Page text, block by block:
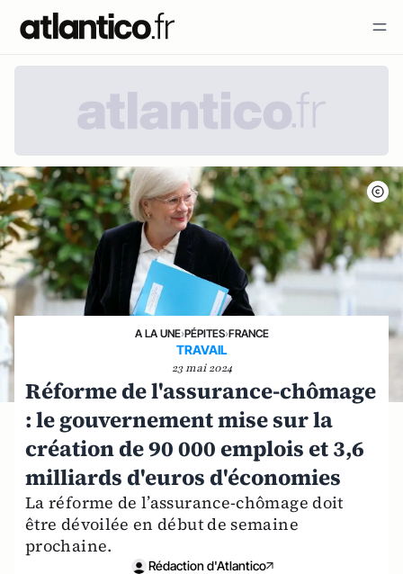
A LA UNE›PÉPITES›FRANCE
TRAVAIL
23 mai 2024
Réforme de l'assurance-chômage
: le gouvernement mise sur la
création de 90 000 emplois et 3,6
milliards d'euros d'économies
La réforme de l’assurance-chômage doit
être dévoilée en début de semaine
prochaine.
Rédaction d'Atlantico